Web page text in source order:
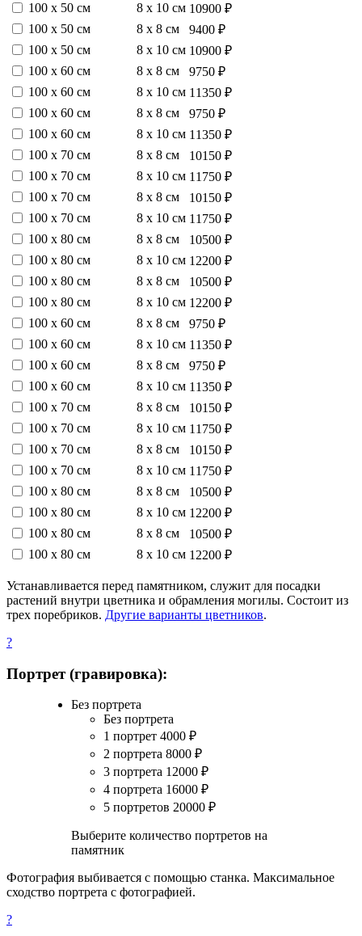
100 х 50 см
8 х 10 см 10900 ₽
100 х 50 см
8 х 8 см
9400 ₽
100 х 50 см
8 х 10 см 10900 ₽
100 х 60 см
8 х 8 см
9750 ₽
100 х 60 см
8 х 10 см 11350 ₽
100 х 60 см
8 х 8 см
9750 ₽
100 х 60 см
8 х 10 см 11350 ₽
100 х 70 см
8 х 8 см
10150 ₽
100 х 70 см
8 х 10 см 11750 ₽
100 х 70 см
8 х 8 см
10150 ₽
100 х 70 см
8 х 10 см 11750 ₽
100 х 80 см
8 х 8 см
10500 ₽
100 х 80 см
8 х 10 см 12200 ₽
100 х 80 см
8 х 8 см
10500 ₽
100 х 80 см
8 х 10 см 12200 ₽
100 х 60 см
8 х 8 см
9750 ₽
100 х 60 см
8 х 10 см 11350 ₽
100 х 60 см
8 х 8 см
9750 ₽
100 х 60 см
8 х 10 см 11350 ₽
100 х 70 см
8 х 8 см
10150 ₽
100 х 70 см
8 х 10 см 11750 ₽
100 х 70 см
8 х 8 см
10150 ₽
100 х 70 см
8 х 10 см 11750 ₽
100 х 80 см
8 х 8 см
10500 ₽
100 х 80 см
8 х 10 см 12200 ₽
100 х 80 см
8 х 8 см
10500 ₽
100 х 80 см
8 х 10 см 12200 ₽
Устанавливается перед памятником, служит для посадки
растений внутри цветника и обрамления могилы. Состоит из
трех поребриков. Другие варианты цветников.
?
Портрет (гравировка):
Без портрета
Без портрета
1 портрет 4000 ₽
2 портрета 8000 ₽
3 портрета 12000 ₽
4 портрета 16000 ₽
5 портретов 20000 ₽
Выберите количество портретов на
памятник
Фотография выбивается с помощью станка. Максимальное
сходство портрета с фотографией.
?